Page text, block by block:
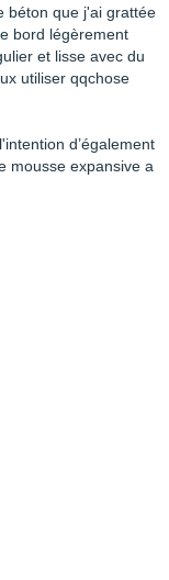
béton que j'ai grattée
bord légèrement
et lisse avec du
utiliser qqchose
d’également
mousse expansive a